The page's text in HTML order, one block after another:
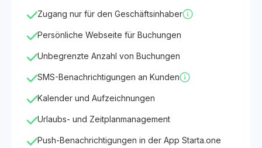
Zugang nur für den Geschäftsinhaber
Persönliche Webseite für Buchungen
Unbegrenzte Anzahl von Buchungen
SMS-Benachrichtigungen an Kunden
Kalender und Aufzeichnungen
Urlaubs- und Zeitplanmanagement
Push-Benachrichtigungen in der App Starta.one